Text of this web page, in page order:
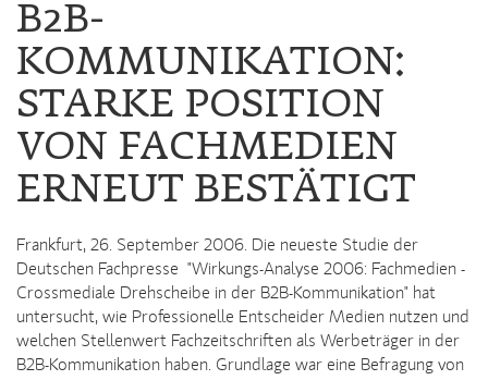
B2B-
KOMMUNIKATION:
STARKE POSITION
VON FACHMEDIEN
ERNEUT BESTÄTIGT
Frankfurt, 26. September 2006. Die neueste Studie der
Deutschen Fachpresse "Wirkungs-Analyse 2006: Fachmedien -
Crossmediale Drehscheibe in der B2B-Kommunikation" hat
untersucht, wie Professionelle Entscheider Medien nutzen und
welchen Stellenwert Fachzeitschriften als Werbeträger in der
B2B-Kommunikation haben. Grundlage war eine Befragung von